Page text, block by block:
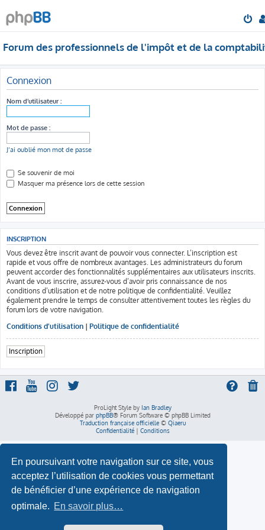
En poursuivant votre navigation sur ce site, vous
acceptez l’utilisation de cookies vous permettant
de bénéficier d’une expérience de navigation
optimale. En savoir plus…
Forum des professionnels de l'impôt et de la
Connexion
Nom d’utilisateur :
Mot de passe :
J’ai oublié mon mot de passe
Se souvenir de moi
Masquer ma présence lors de cette session
INSCRIPTION
Vous devez être inscrit avant de pouvoir vous connecter. L’inscription est
rapide et vous offre de nombreux avantages. Les administrateurs du forum
peuvent accorder des fonctionnalités supplémentaires aux utilisateurs inscrits.
Avant de vous inscrire, assurez-vous d’avoir pris connaissance de nos
conditions d’utilisation et de notre politique de confidentialité. Veuillez
également prendre le temps de consulter attentivement toutes les règles du
forum lors de votre navigation.
Conditions d’utilisation | Politique de confidentialité
Inscription
ProLight Style by Ian Bradley
Développé par phpBB® Forum Software © phpBB Limited
Traduction française officielle© Qiaeru
Confidentialité| Conditions